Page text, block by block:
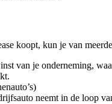
koopt, kun je van
van je onderneming,
neemt in de loop